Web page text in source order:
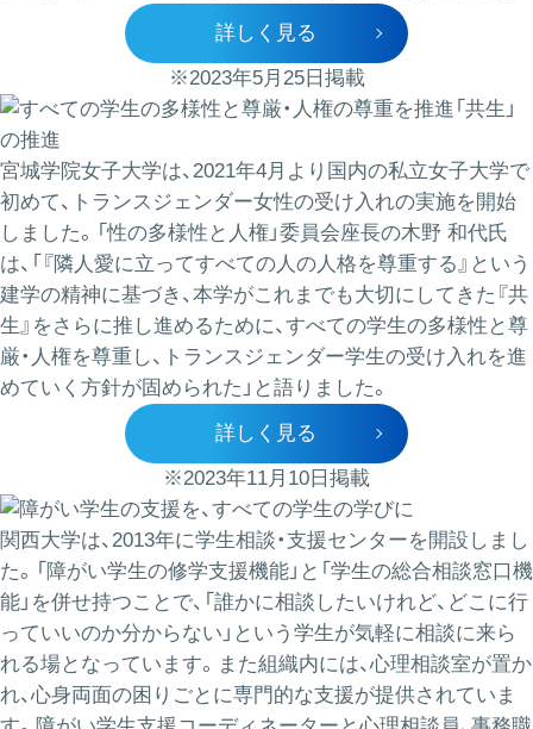
詳しく見る
※2023年5月25日掲載
宮城学院女子大学は、2021年4月より国内の私立女子大学で
初めて、トランスジェンダー女性の受け入れの実施を開始
しました。「性の多様性と人権」委員会座長の木野 和代氏
は、「『隣人愛に立ってすべての人の人格を尊重する』という
建学の精神に基づき、本学がこれまでも大切にしてきた『共
生』をさらに推し進めるために、すべての学生の多様性と尊
厳・人権を尊重し、トランスジェンダー学生の受け入れを進
めていく方針が固められた」と語りました。
詳しく見る
※2023年11月10日掲載
関西大学は、2013年に学生相談・支援センターを開設しまし
た。「障がい学生の修学支援機能」と「学生の総合相談窓口機
能」を併せ持つことで、「誰かに相談したいけれど、どこに行
っていいのか分からない」という学生が気軽に相談に来ら
れる場となっています。また組織内には、心理相談室が置か
れ、心身両面の困りごとに専門的な支援が提供されていま